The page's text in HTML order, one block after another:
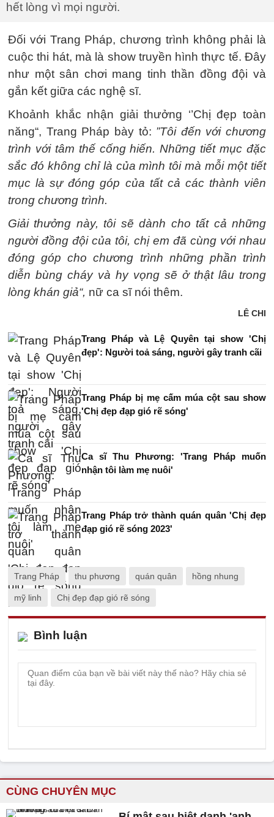
hết lòng vì mọi người.
Đối với Trang Pháp, chương trình không phải là
cuộc thi hát, mà là show truyền hình thực tế. Đây
như một sân chơi mang tinh thần đồng đội và
gắn kết giữa các nghệ sĩ.
Khoảnh khắc nhận giải thưởng ‘’Chị đẹp toàn
năng“, Trang Pháp bày tỏ: ”Tôi đến với chương
trình với tâm thế cống hiến. Những tiết mục đặc
sắc đó không chỉ là của mình tôi mà mỗi một tiết
mục là sự đóng góp của tất cả các thành viên
trong chương trình.
Giải thưởng này, tôi sẽ dành cho tất cả những
người đồng đội của tôi, chị em đã cùng với nhau
đóng góp cho chương trình những phần trình
diễn bùng cháy và hy vọng sẽ ở thật lâu trong
lòng khán giả“, nữ ca sĩ nói thêm.
LÊ CHI
Trang Pháp và Lệ Quyên tại show 'Chị
đẹp': Người toả sáng, người gây tranh cãi
Trang Pháp bị mẹ cấm múa cột sau show
'Chị đẹp đạp gió rẽ sóng'
Ca sĩ Thu Phương: 'Trang Pháp muốn
nhận tôi làm mẹ nuôi'
Trang Pháp trở thành quán quân 'Chị đẹp
đạp gió rẽ sóng 2023'
Trang Pháp thu phương quán quân hồng nhung
mỹ linh Chị đẹp đạp gió rẽ sóng
Bình luận
CÙNG CHUYÊN MỤC